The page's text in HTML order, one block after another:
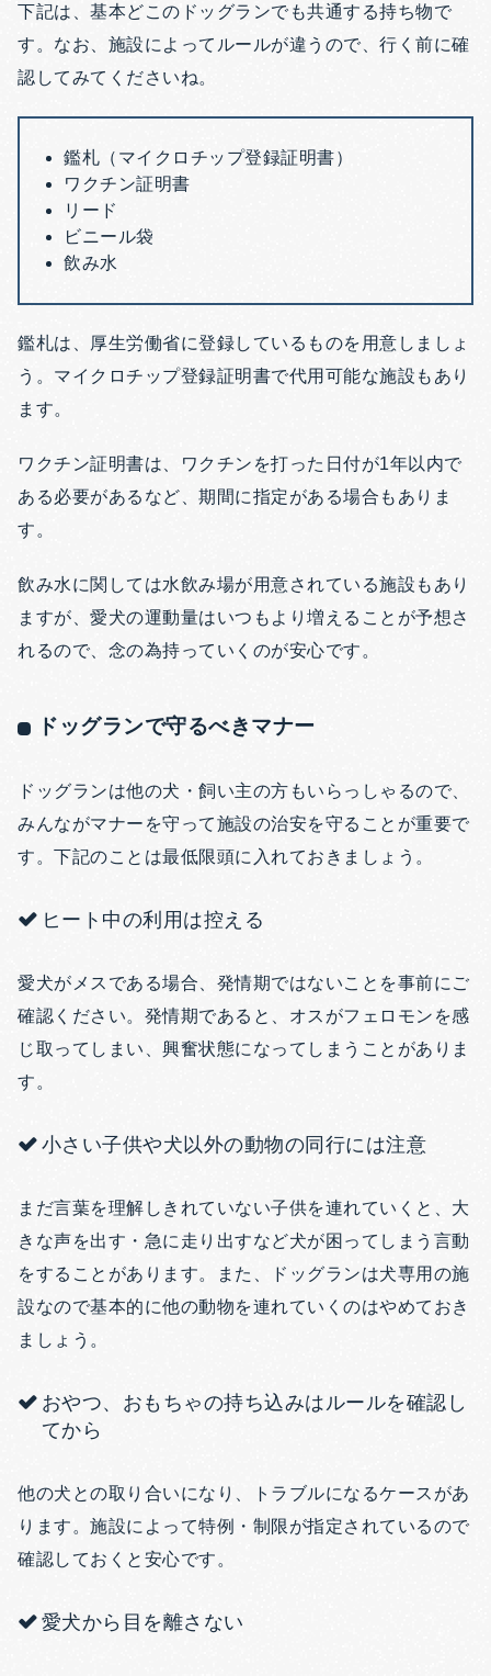
下記は、基本どこのドッグランでも共通する持ち物で
す。なお、施設によってルールが違うので、行く前に確
認してみてくださいね。
鑑札（マイクロチップ登録証明書）
ワクチン証明書
リード
ビニール袋
飲み水
鑑札は、厚生労働省に登録しているものを用意しましょ
う。マイクロチップ登録証明書で代用可能な施設もあり
ます。
ワクチン証明書は、ワクチンを打った日付が1年以内で
ある必要があるなど、期間に指定がある場合もありま
す。
飲み水に関しては水飲み場が用意されている施設もあり
ますが、愛犬の運動量はいつもより増えることが予想さ
れるので、念の為持っていくのが安心です。
ドッグランで守るべきマナー
ドッグランは他の犬・飼い主の方もいらっしゃるので、
みんながマナーを守って施設の治安を守ることが重要で
す。下記のことは最低限頭に入れておきましょう。
ヒート中の利用は控える
愛犬がメスである場合、発情期ではないことを事前にご
確認ください。発情期であると、オスがフェロモンを感
じ取ってしまい、興奮状態になってしまうことがありま
す。
小さい子供や犬以外の動物の同行には注意
まだ言葉を理解しきれていない子供を連れていくと、大
きな声を出す・急に走り出すなど犬が困ってしまう言動
をすることがあります。また、ドッグランは犬専用の施
設なので基本的に他の動物を連れていくのはやめておき
ましょう。
おやつ、おもちゃの持ち込みはルールを確認し
てから
他の犬との取り合いになり、トラブルになるケースがあ
ります。施設によって特例・制限が指定されているので
確認しておくと安心です。
愛犬から目を離さない